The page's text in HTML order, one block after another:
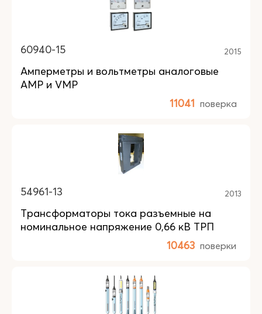
60940-15 2015
Амперметры и вольтметры аналоговые
AMP и VМР
11041 поверка
54961-13 2013
Трансформаторы тока разъемные на
номинальное напряжение 0,66 кВ ТРП
10463 поверки